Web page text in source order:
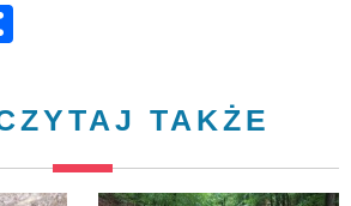
TAKŻE